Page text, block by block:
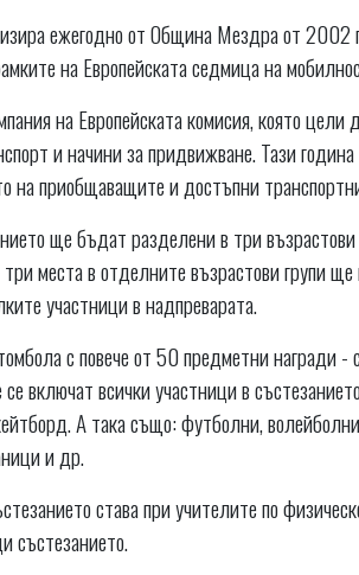
ежегодно от Община Мездра от 2002
на Европейската седмица на
на Европейската комисия, която
и начини за придвижване. Тази
на приобщаващите и достъпни
ще бъдат разделени в три
места в отделните възрастови групи
участници в надпреварата.
с повече от 50 предметни награди -
включат всички участници в
А така също: футболни,
и др.
става при учителите по
състезанието.